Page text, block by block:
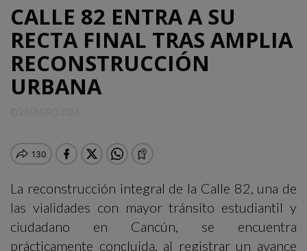
ENTRETENIMIENTO
OPINIÓN
CALLE 82 ENTRA A SU
RECTA FINAL TRAS AMPLIA
RECONSTRUCCIÓN
URBANA
La reconstrucción integral de la Calle 82, una de
las vialidades con mayor tránsito estudiantil y
ciudadano en Cancún, se encuentra
prácticamente concluida, al registrar un avance